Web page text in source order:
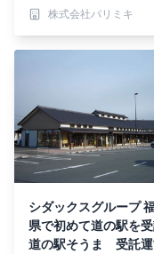
株式会社パリミキ
シダックスグループ
県で初めて道の駅を
道の駅そうま 受託運